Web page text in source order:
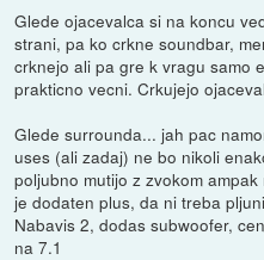
Glede ojacevalca si na koncu
strani, pa ko crkne soundbar,
crknejo ali pa gre k vragu samo
prakticno vecni. Crkujejo
Glede surrounda... jah pac
uses (ali zadaj) ne bo nikoli
poljubno mutijo z zvokom
je dodaten plus, da ni treba
Nabavis 2, dodas subwoofer,
na 7.1